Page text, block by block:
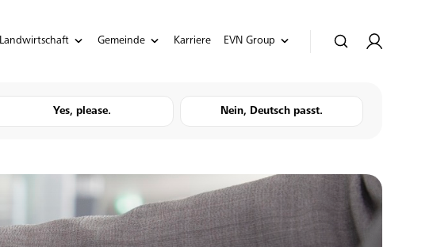
Landwirtschaft Gemeinde Karriere EVN Group
Yes, please. Nein, Deutsch passt.